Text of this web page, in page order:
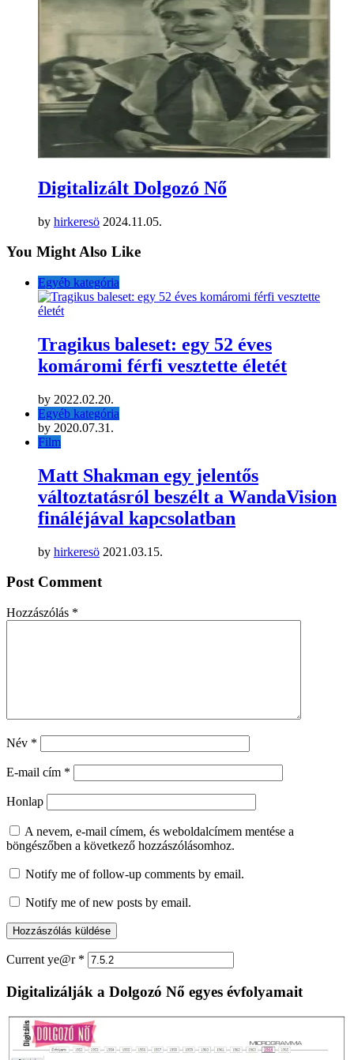
Digitalizált Dolgozó Nő
by hirkeresö 2024.11.05.
You Might Also Like
Egyéb kategória
Tragikus baleset: egy 52 éves
komáromi férfi vesztette életét
by 2022.02.20.
Egyéb kategória
by 2020.07.31.
Film
Matt Shakman egy jelentős
változtatásról beszélt a WandaVision
fináléjával kapcsolatban
by hirkeresö 2021.03.15.
Post Comment
Hozzászólás *
Név *
E-mail cím *
Honlap
A nevem, e-mail címem, és weboldalcímem mentése a
böngészőben a következő hozzászólásomhoz.
Notify me of follow-up comments by email.
Notify me of new posts by email.
Current ye@r *
Digitalizálják a Dolgozó Nő egyes évfolyamait